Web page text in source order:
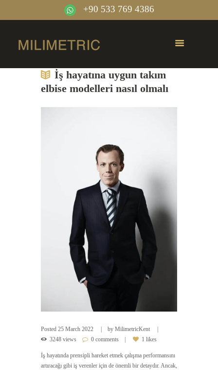
+90 533 769 4386
İş hayatına uygun takım
elbise modelleri nasıl olmalı
Posted 25 March 2022 by MilimetricKent
3248 views
0 comments 1 likes
İş hayatında prensipli hareket etmek çalışma performansını
artıracağı gibi iş verenler için de önemli bir detaydır. Ancak,